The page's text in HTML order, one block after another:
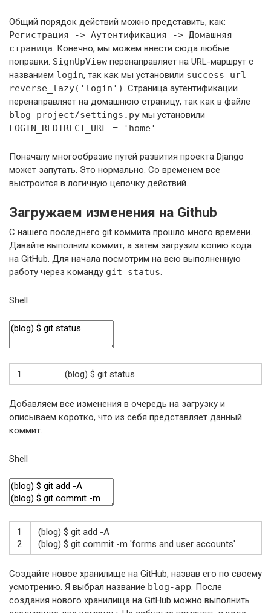
Общий порядок действий можно представить, как:
Регистрация -> Аутентификация -> Домашняя
страница. Конечно, мы можем внести сюда любые
поправки. SignUpView перенаправляет на URL-маршрут с
названием login, так как мы установили success_url =
reverse_lazy('login'). Страница аутентификации
перенаправляет на домашнюю страницу, так как в файле
blog_project/settings.py мы установили
LOGIN_REDIRECT_URL = 'home'.
Поначалу многообразие путей развития проекта Django
может запутать. Это нормально. Со временем все
выстроится в логичную цепочку действий.
Загружаем изменения на Github
С нашего последнего git коммита прошло много времени.
Давайте выполним коммит, а затем загрузим копию кода
на GitHub. Для начала посмотрим на всю выполненную
работу через команду git status.
Shell
1 (blog) $ git status
Добавляем все изменения в очередь на загрузку и
описываем коротко, что из себя представляет данный
коммит.
Shell
1
2
(blog) $ git add -A
(blog) $ git commit -m 'forms and user accounts'
Создайте новое хранилище на GitHub, назвав его по своему
усмотрению. Я выбрал название blog-app. После
создания нового хранилища на GitHub можно выполнить